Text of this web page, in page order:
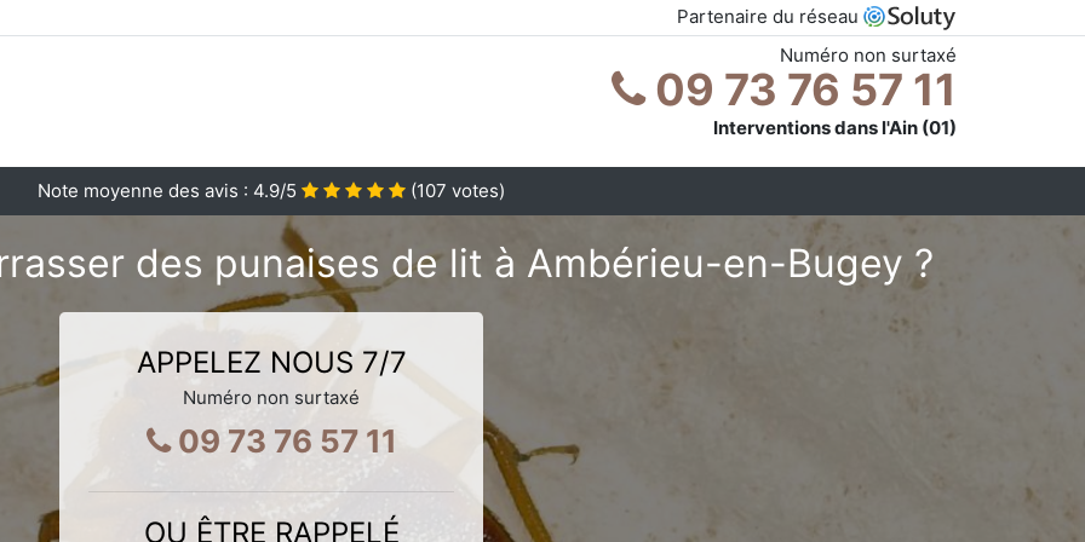
Partenaire du réseau
Numéro non surtaxé
09 73 76 57 11
Interventions dans l'Ain (01)
Note moyenne des avis : 4.9/5 (107 votes)
des punaises de lit à Ambérieu-en-Bugey ?
APPELEZ NOUS 7/7
Numéro non surtaxé
09 73 76 57 11
OU ÊTRE RAPPELÉ